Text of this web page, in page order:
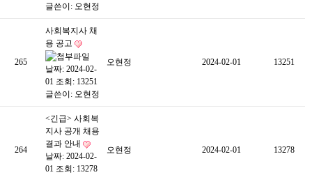
글쓴이: 오현정
265
사회복지사 채
용 공고
날짜: 2024-02-
01 조회: 13251
글쓴이: 오현정
오현정 2024-02-01 13251
264
<긴급> 사회복
지사 공개 채용
결과 안내
날짜: 2024-02-
01 조회: 13278
오현정 2024-02-01 13278